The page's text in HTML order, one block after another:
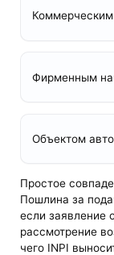
Фирменным
Объектом
Простое
Пошлина за
если заявление
рассмотрение
чего INPI